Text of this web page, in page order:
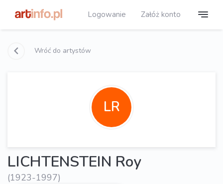
Logowanie Załóż konto
Wróć do artystów
LR
LICHTENSTEIN Roy
(1923-1997)